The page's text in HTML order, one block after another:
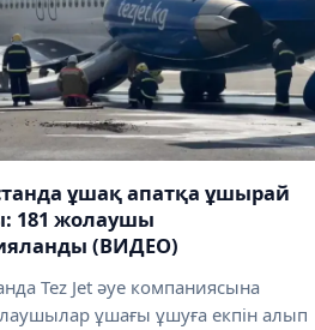
ұшақ апатқа ұшырай
181 жолаушы
(ВИДЕО)
Tez Jet әуе компаниясына
ұшағы ұшуға екпін алып